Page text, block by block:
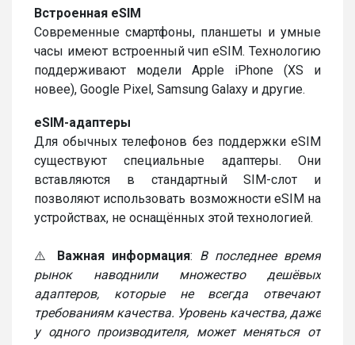
Встроенная eSIM
Современные смартфоны, планшеты и умные
часы имеют встроенный чип eSIM. Технологию
поддерживают модели Apple iPhone (XS и
новее), Google Pixel, Samsung Galaxy и другие.
eSIM-адаптеры
Для обычных телефонов без поддержки eSIM
существуют специальные адаптеры. Они
вставляются в стандартный SIM-слот и
позволяют использовать возможности eSIM на
устройствах, не оснащённых этой технологией.
⚠️ Важная информация: В последнее время
рынок наводнили множество дешёвых
адаптеров, которые не всегда отвечают
требованиям качества. Уровень качества, даже
у одного производителя, может меняться от